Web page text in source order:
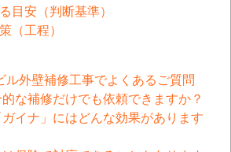
目安（判断基準）
（工程）
ル外壁補修工事でよくあるご質問
な補修だけでも依頼できますか？
イナ」にはどんな効果があります